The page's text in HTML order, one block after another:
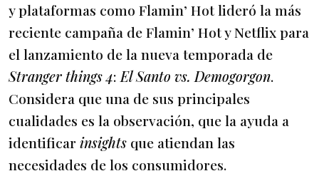
y plataformas como Flamin’ Hot lideró la más
reciente campaña de Flamin’ Hot y Netflix para
el lanzamiento de la nueva temporada de
Stranger things 4:El Santo vs. Demogorgon.
Considera que una de sus principales
cualidades es la observación, que la ayuda a
identificarinsights que atiendan las
necesidades de los consumidores.